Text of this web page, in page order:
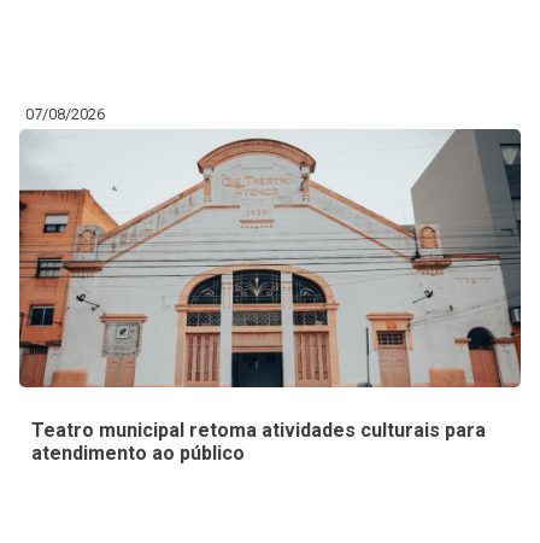
07/08/2026
Teatro municipal retoma atividades culturais para
atendimento ao público